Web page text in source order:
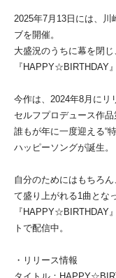
2025年7月13日には、川
ブを開催。
大盛況のうちに幕を閉
『HAPPY☆BIRTHDAY
今作は、2024年8月にリ
セルフプロデュース作品
誰もが年に一度迎える“
ハッピーソングが誕生。
自分のためにはもちろ
て盛り上がれる1曲とな
『HAPPY☆BIRTHDAY
トで配信中。
・リリース情報